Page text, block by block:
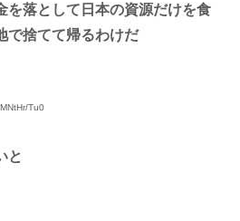
を落として日本の資源だけを食
で捨てて帰るわけだ
Tu0
と